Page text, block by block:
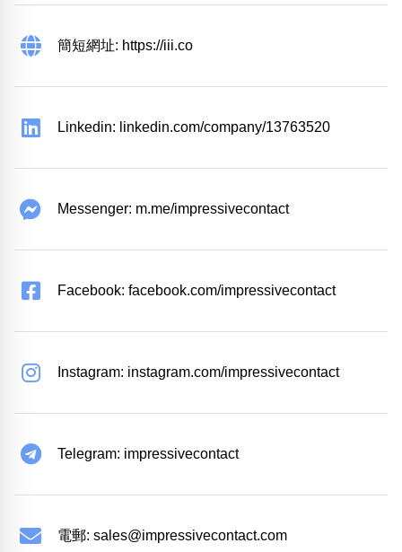
簡短網址: https://iii.co
Linkedin: linkedin.com/company/13763520
Messenger: m.me/impressivecontact
Facebook: facebook.com/impressivecontact
Instagram: instagram.com/impressivecontact
Telegram: impressivecontact
電郵: sales@impressivecontact.com